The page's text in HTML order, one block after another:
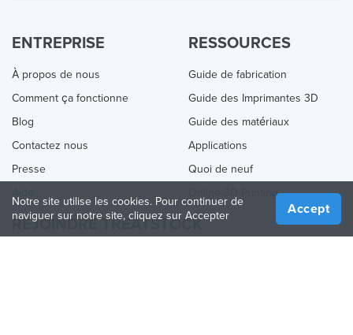
ENTREPRISE
À propos de nous
Comment ça fonctionne
Blog
Contactez nous
Presse
RESSOURCES
Guide de fabrication
Guide des Imprimantes 3D
Guide des matériaux
Applications
Quoi de neuf
Online 3D Printing
REJOINDRE TREATSTOCK
Notre site utilise les cookies. Pour continuer de
naviguer sur notre site, cliquez sur Accepter
Accept